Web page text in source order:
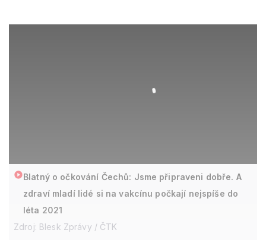
Blatný o očkování Čechů: Jsme připraveni dobře. A
zdraví mladí lidé si na vakcínu počkají nejspíše do
léta 2021
Zdroj: Blesk Zprávy / ČTK